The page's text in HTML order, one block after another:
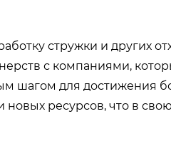
стружки и других
с компаниями,
шагом для достижения
ресурсов, что в